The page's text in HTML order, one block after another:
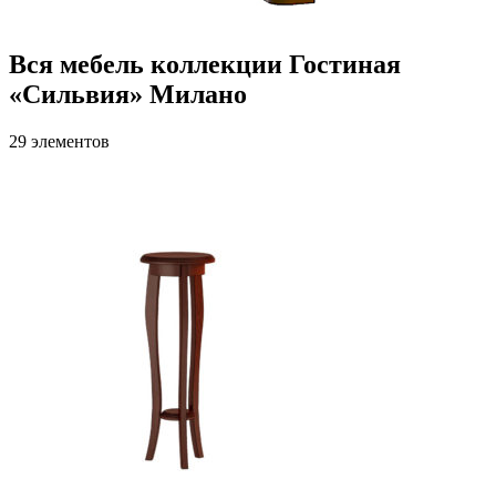
Вся мебель коллекции Гостиная
«Сильвия» Милано
29 элементов